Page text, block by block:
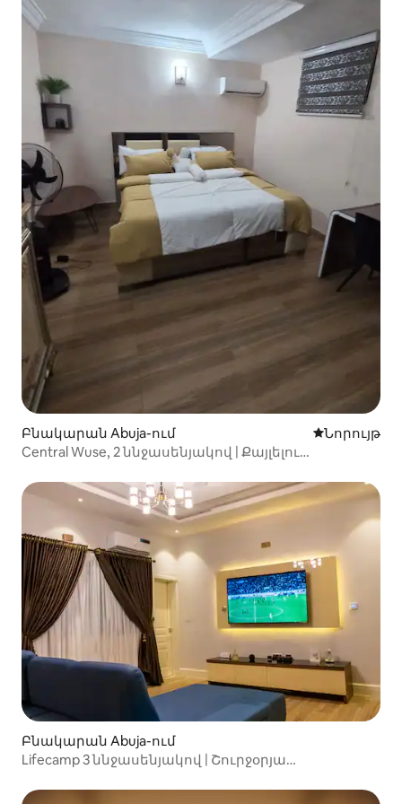
Բնակարան Abuja-ում Մնալու նոր
Նորույթ
Central Wuse, 2 ննջասենյակով | Քայլելու
սրճարաններից
Բնակարան Abuja-ում
Lifecamp 3 ննջասենյակով | Շուրջօրյա